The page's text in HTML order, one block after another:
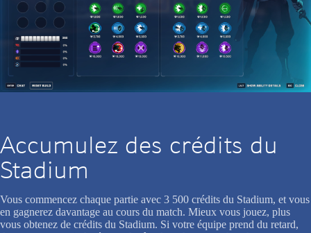
Accumulez des crédits du
Stadium
Vous commencez chaque partie avec 3 500 crédits du Stadium, et vous
en gagnerez davantage au cours du match. Mieux vous jouez, plus
vous obtenez de crédits du Stadium. Si votre équipe prend du retard,